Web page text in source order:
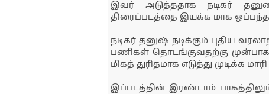
இவர் அடுத்ததாக நடிகர்
திரைப்படத்தை இயக்க மாக
நடிகர் தனுஷ் நடிக்கும் புதிய
பணிகள் தொடங்குவதற்கு
மிகத் துரிதமாக எடுத்து முடிக்க
இப்படத்தின் இரண்டாம் பாகத்திலும்